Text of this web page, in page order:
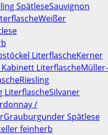
SpätleseSauvignon
Weißer
LiterflascheKerner
LiterflascheMüller-
Riesling
LiterflascheSilvaner
/
Grauburgunder Spätlese
feinherb